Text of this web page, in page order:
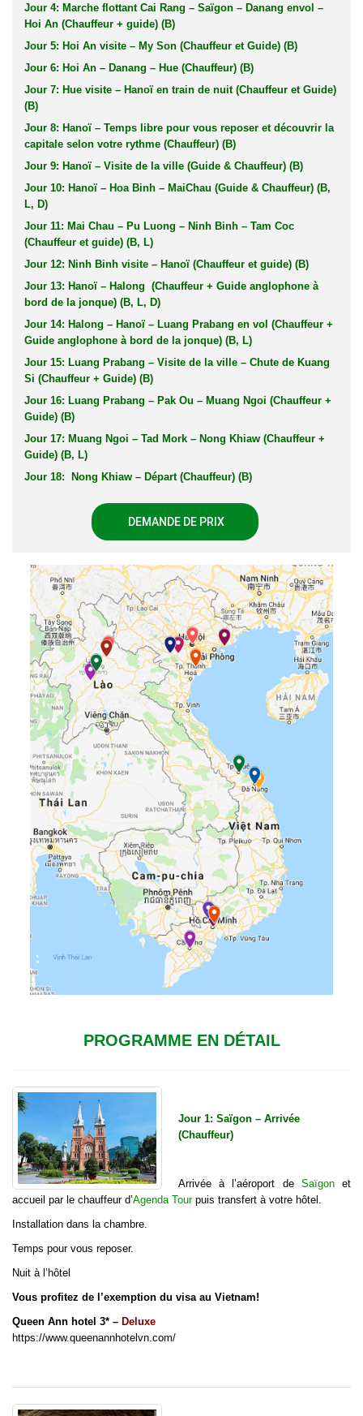
Jour 4: Marche flottant Cai Rang – Saïgon – Danang envol –
Hoi An (Chauffeur + guide) (B)
Jour 5: Hoi An visite – My Son (Chauffeur et Guide) (B)
Jour 6: Hoi An – Danang – Hue (Chauffeur) (B)
Jour 7: Hue visite – Hanoï en train de nuit (Chauffeur et Guide)
(B)
Jour 8: Hanoï – Temps libre pour vous reposer et découvrir la
capitale selon votre rythme (Chauffeur) (B)
Jour 9: Hanoï – Visite de la ville (Guide & Chauffeur) (B)
Jour 10: Hanoï – Hoa Binh – MaiChau (Guide & Chauffeur) (B,
L, D)
Jour 11: Mai Chau – Pu Luong – Ninh Binh – Tam Coc
(Chauffeur et guide) (B, L)
Jour 12: Ninh Binh visite – Hanoï (Chauffeur et guide) (B)
Jour 13: Hanoï – Halong (Chauffeur + Guide anglophone à
bord de la jonque) (B, L, D)
Jour 14: Halong – Hanoï – Luang Prabang en vol (Chauffeur +
Guide anglophone à bord de la jonque) (B, L)
Jour 15: Luang Prabang – Visite de la ville – Chute de Kuang
Si (Chauffeur + Guide) (B)
Jour 16: Luang Prabang – Pak Ou – Muang Ngoi (Chauffeur +
Guide) (B)
Jour 17: Muang Ngoi – Tad Mork – Nong Khiaw (Chauffeur +
Guide) (B, L)
Jour 18: Nong Khiaw – Départ (Chauffeur) (B)
DEMANDE DE PRIX
PROGRAMME EN DÉTAIL
Jour 1: Saïgon – Arrivée
(Chauffeur)
Arrivée à l’aéroport de Saïgonet
accueil par le chauffeur d’Agenda Tourpuis transfert à votre hôtel.
Installation dans la chambre.
Temps pour vous reposer.
Nuit à l’hôtel
Vous profitez de l’exemption du visa au Vietnam!
Queen Ann hotel 3* – Deluxe
https://www.queenannhotelvn.com/